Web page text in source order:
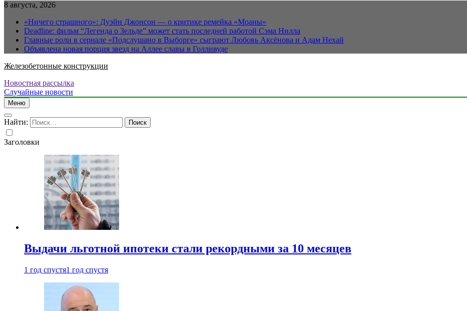
8 августа, 2026
«Ничего страшного»: Дуэйн Джонсон — о критике ремейка «Моаны»
Deadline: фильм “Легенда о Зельде” может стать последней работой Сэма Нилла
Главные роли в сериале «Подслушано в Выборге» сыграют Любовь Аксёнова и Адам Нехай
Объявлена новая порция звезд на Аллее славы в Голливуде
Железобетонные конструкции
Новостная рассылка
Случайные новости
Меню
Найти:
Заголовки
Выдачи льготной ипотеки стали рекордными за 10 месяцев
1 год спустя1 год спустя